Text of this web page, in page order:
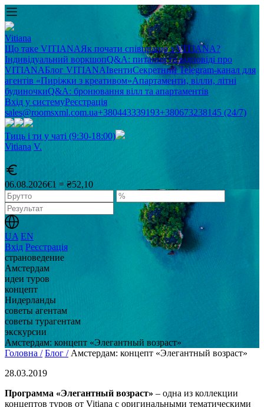
Vitiana
Що таке VITIANAЯк почати співпрацю з VITIANA?
Індивідуальний воркшопQ&A: питання та відповіді про
VITIANAБлог VITIANAІвентиСекретний Telegram-канал для
агентів «Пиріжки з креативом»Апартаменти, вілли, літні
будиночкиQ&A: бронювання вілл та апартаментів
Вхід у системуРеєстрація
sales@roomsxml.com.ua+380443339193+380673238145 (24/7)
Тиць і ти у чаті (9:30-18:00)
Vitiana V.
06.08.2026€1 = ₴52,10
UA EN
Вхід Реєстрація
cтрановедение
Амстердам
идеи туров
концепт
Нидерланды
советы агентам
советы турагентам
экскурсии
Амстердам: концепт «Элегантный возраст»
Головна / Блог / Амстердам: концепт «Элегантный возраст»
28.03.2019
Программа «Элегантный возраст» – одна из коллекции
концептов туров от Vitiana с оригинальными тематическими